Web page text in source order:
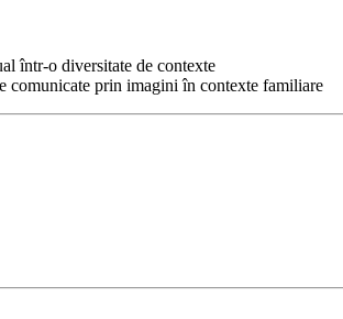
într-o diversitate de contexte
comunicate prin imagini în contexte familiare